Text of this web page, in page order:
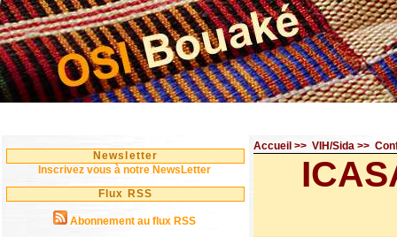
Newsletter
Inscrivez vous à notre NewsLetter
Flux RSS
Abonnement au flux RSS
Accueil >> VIH/Sida >>